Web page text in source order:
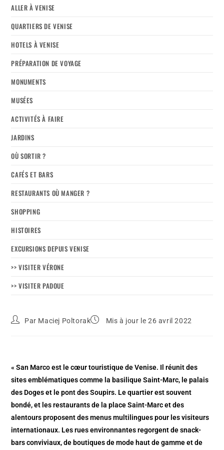
ALLER À VENISE
QUARTIERS DE VENISE
HOTELS À VENISE
PRÉPARATION DE VOYAGE
MONUMENTS
MUSÉES
ACTIVITÉS À FAIRE
JARDINS
OÙ SORTIR ?
CAFÉS ET BARS
RESTAURANTS OÙ MANGER ?
SHOPPING
HISTOIRES
EXCURSIONS DEPUIS VENISE
>> VISITER VÉRONE
>> VISITER PADOUE
Par Maciej Poltorak Mis à jour le 26 avril 2022
« San Marco est le cœur touristique de Venise. Il réunit des
sites emblématiques comme la basilique Saint-Marc, le palais
des Doges et le pont des Soupirs. Le quartier est souvent
bondé, et les restaurants de la place Saint-Marc et des
alentours proposent des menus multilingues pour les visiteurs
internationaux. Les rues environnantes regorgent de snack-
bars conviviaux, de boutiques de mode haut de gamme et de